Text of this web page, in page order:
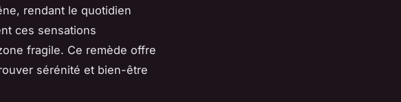
rendant le quotidien
ces sensations
fragile. Ce remède offre
sérénité et bien-être